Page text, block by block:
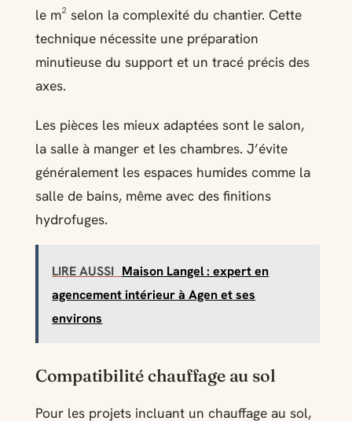
le m² selon la complexité du chantier. Cette
technique nécessite une préparation
minutieuse du support et un tracé précis des
axes.
Les pièces les mieux adaptées sont le salon,
la salle à manger et les chambres. J’évite
généralement les espaces humides comme la
salle de bains, même avec des finitions
hydrofuges.
LIRE AUSSI Maison Langel : expert en
agencement intérieur à Agen et ses
environs
Compatibilité chauffage au sol
Pour les projets incluant un chauffage au sol,